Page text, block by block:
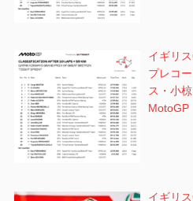
イギリ
プレコ
ス・小
MotoGP
イギリ